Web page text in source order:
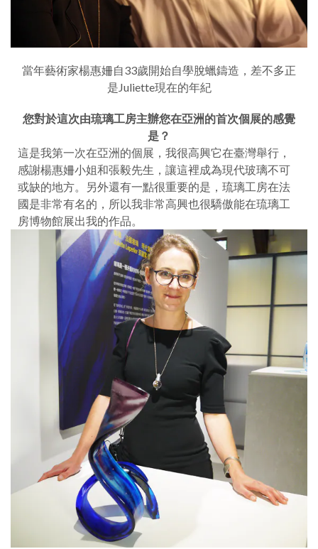
當年藝術家楊惠姍自33歲開始自學脫蠟鑄造，差不多正
是Juliette現在的年紀
您對於這次由琉璃工房主辦您在亞洲的首次個展的感覺
是 ？
這是我第一次在亞洲的個展，我很高興它在臺灣舉行，
感謝楊惠姍小姐和張毅先生，讓這裡成為現代玻璃不可
或缺的地方。另外還有一點很重要的是，琉璃工房在法
國是非常有名的，所以我非常高興也很驕傲能在琉璃工
房博物館展出我的作品。